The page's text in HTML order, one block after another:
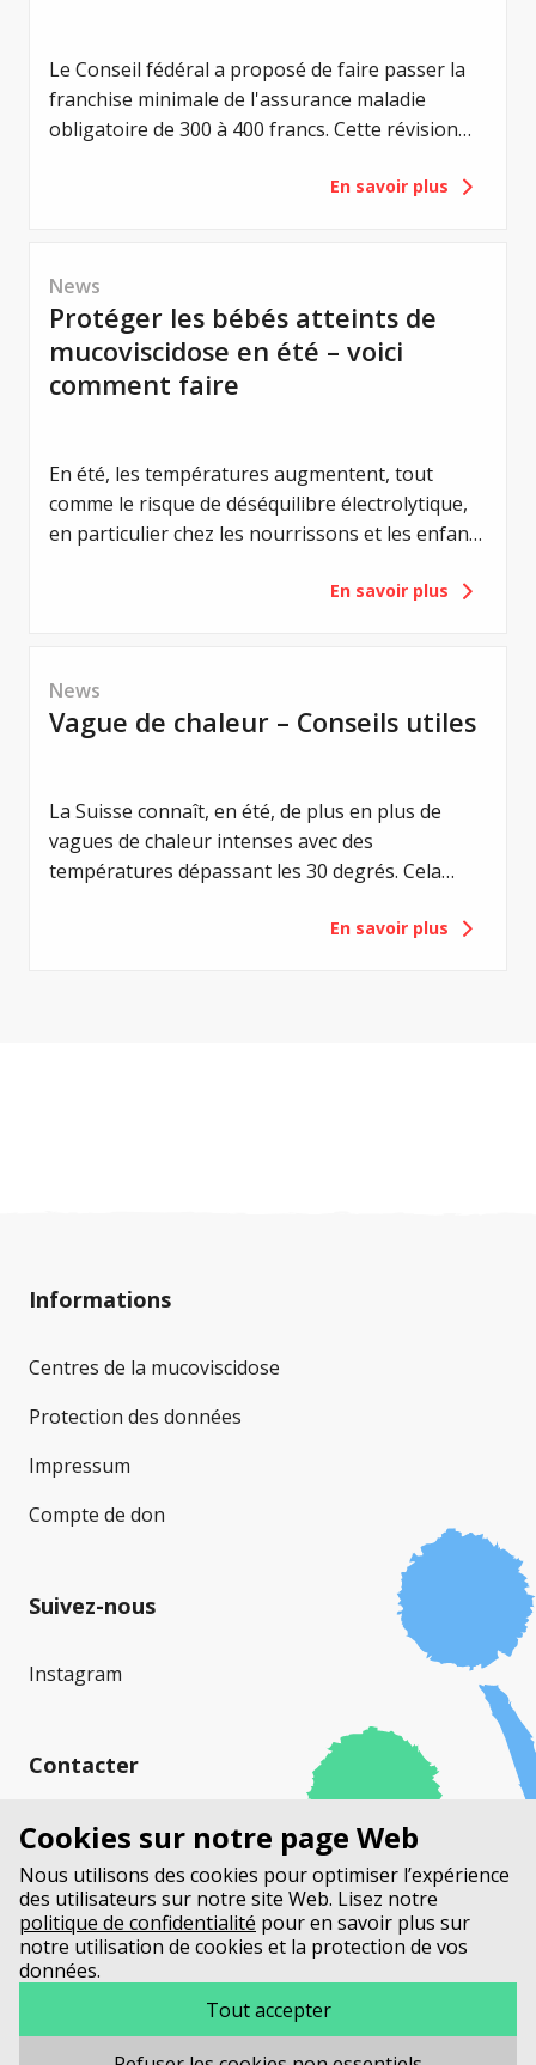
Le Conseil fédéral a proposé de faire passer la
franchise minimale de l'assurance maladie
obligatoire de 300 à 400 francs. Cette révision
assuré-e-s et à maîtriser les coûts de la santé.
conséquence majeure : une charge financière
supplémentaire. C'est pourquoi Mucoviscidose
Suisse (MVS) s'oppose à ce projet.
En savoir plus
News
Protéger les bébés atteints de
mucoviscidose en été – voici
comment faire
En été, les températures augmentent, tout
comme le risque de déséquilibre électrolytique,
en particulier chez les nourrissons et les enfants
équilibre électrolytique est vital pour eux. Même
que la perte d'appétit, l'apathie ou les
vomissements, sont des signes avant-coureurs
d'un syndrome de perte de sel. Les
comme un signe d'alerte aigu et doivent
toujours être pris au sérieux.
En savoir plus
News
Vague de chaleur – Conseils utiles
La Suisse connaît, en été, de plus en plus de
vagues de chaleur intenses avec des
températures dépassant les 30 degrés. Cela
personnes atteintes de mucoviscidose. Les
En savoir plus
Informations
Centres de la mucoviscidose
Protection des données
Impressum
Compte de don
Suivez-nous
Instagram
Contacter
Mucoviscidose Suisse (MVS)
Stauffacherstrasse 17a
Case Postale
3014 Berne
+41 31 552 33 00
info@mucoviscidosesuisse.ch
Cookies sur notre page Web
Nous utilisons des cookies pour optimiser l’expérience
des utilisateurs sur notre site Web. Lisez notre
politique de confidentialité pour en savoir plus sur
notre utilisation de cookies et la protection de vos
données.
Tout accepter